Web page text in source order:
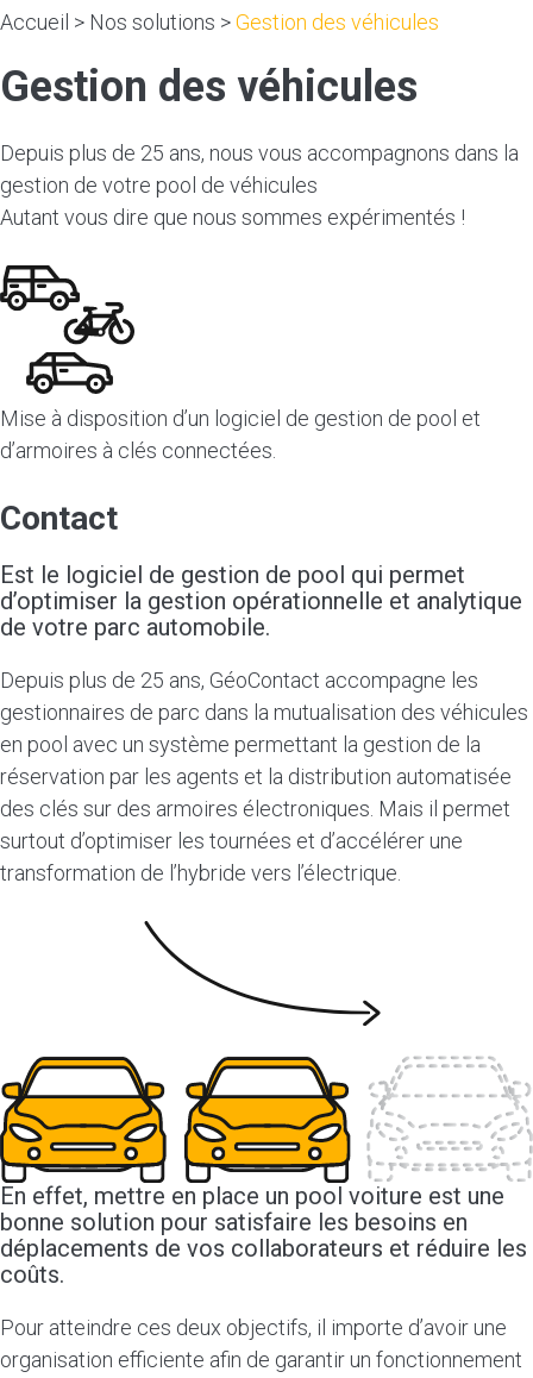
Accueil > Nos solutions >Gestion des véhicules
Gestion des véhicules
Depuis plus de 25 ans, nous vous accompagnons dans la
gestion de votre pool de véhicules
Autant vous dire que nous sommes expérimentés !
Mise à disposition d’un logiciel de gestion de pool et
d’armoires à clés connectées.
Contact
Est le logiciel de gestion de pool qui permet
d’optimiser la gestion opérationnelle et analytique
de votre parc automobile.
Depuis plus de 25 ans, GéoContact accompagne les
gestionnaires de parc dans la mutualisation des véhicules
en pool avec un système permettant la gestion de la
réservation par les agents et la distribution automatisée
des clés sur des armoires électroniques. Mais il permet
surtout d’optimiser les tournées et d’accélérer une
transformation de l’hybride vers l’électrique.
En effet, mettre en place un pool voiture est une
bonne solution pour satisfaire les besoins en
déplacements de vos collaborateurs et réduire les
coûts.
Pour atteindre ces deux objectifs, il importe d’avoir une
organisation efficiente afin de garantir un fonctionnement